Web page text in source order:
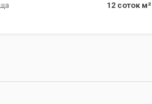
12 соток м²